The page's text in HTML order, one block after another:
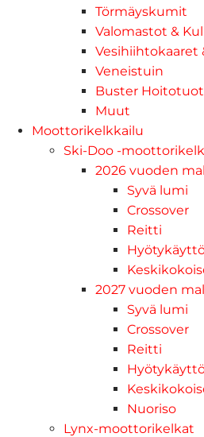
Törmäyskumit
Valomastot &
Vesihiihtokaaret
Veneistuin
Buster
Muut
Moottorikelkkailu
Ski-Doo -
2026 vuoden
Syvä lumi
Crossover
Reitti
2027 vuoden
Syvä lumi
Crossover
Reitti
Nuoriso
Lynx-moottorikelkat